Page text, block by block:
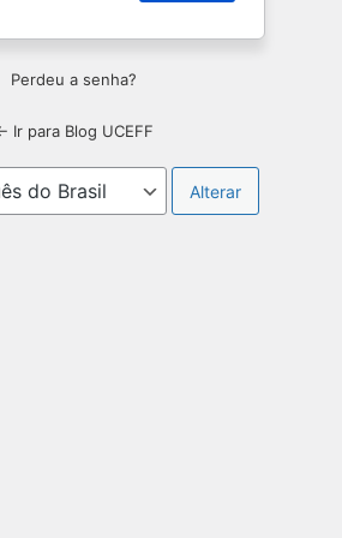
Perdeu a senha?
Ir para Blog UCEFF